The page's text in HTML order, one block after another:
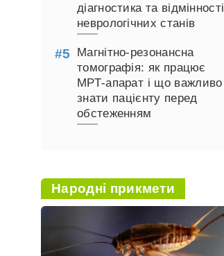
діагностика та відмінності
неврологічних станів
Магнітно-резонансна
томографія: як працює
МРТ-апарат і що важливо
знати пацієнту перед
обстеженням
Народні прикмети